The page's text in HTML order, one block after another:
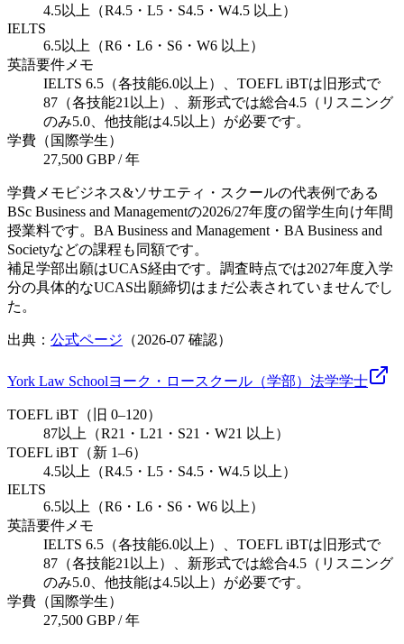
4.5以上（R4.5・L5・S4.5・W4.5 以上）
IELTS
6.5以上（R6・L6・S6・W6 以上）
英語要件メモ
IELTS 6.5（各技能6.0以上）、TOEFL iBTは旧形式で
87（各技能21以上）、新形式では総合4.5（リスニング
のみ5.0、他技能は4.5以上）が必要です。
学費（国際学生）
27,500 GBP / 年
学費メモ ビジネス&ソサエティ・スクールの代表例である
BSc Business and Managementの2026/27年度の留学生向け年間
授業料です。BA Business and Management・BA Business and
Societyなどの課程も同額です。
補足学部出願はUCAS経由です。調査時点では2027年度入学
分の具体的なUCAS出願締切はまだ公表されていませんでし
た。
出典： 公式ページ （2026-07 確認）
York Law Schoolヨーク・ロースクール（学部） 法学学士
TOEFL iBT（旧 0–120）
87以上（R21・L21・S21・W21 以上）
TOEFL iBT（新 1–6）
4.5以上（R4.5・L5・S4.5・W4.5 以上）
IELTS
6.5以上（R6・L6・S6・W6 以上）
英語要件メモ
IELTS 6.5（各技能6.0以上）、TOEFL iBTは旧形式で
87（各技能21以上）、新形式では総合4.5（リスニング
のみ5.0、他技能は4.5以上）が必要です。
学費（国際学生）
27,500 GBP / 年